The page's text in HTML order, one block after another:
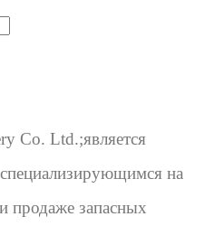
Co. Ltd.;является
на
продаже запасных